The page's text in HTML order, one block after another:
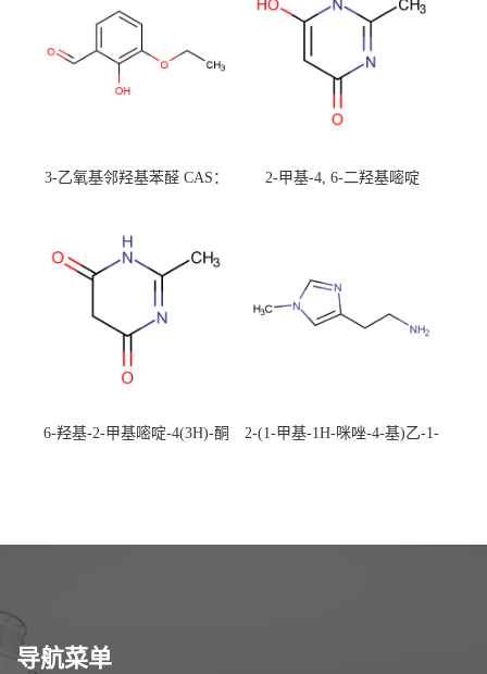
3-乙氧基邻羟基苯醛 CAS：
校可先用后付
2-甲基-4, 6-二羟基嘧啶
6-羟基-2-甲基嘧啶-4(3H)-酮
2-(1-甲基-1H-咪唑-4-基)乙-1-
导航菜单